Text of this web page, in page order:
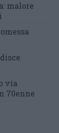
malore
via
70enne